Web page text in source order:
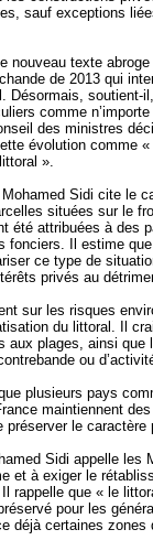
sauf exceptions
nouveau texte
de 2013 qui
Désormais, soutient-
comme
des ministres
évolution comme
».
Sidi cite le
situées sur le
été attribuées à des
fonciers. Il estime
ce type de
privés au
sur les risques
du littoral. Il
aux plages, ainsi que
ou
plusieurs pays
maintiennent
préserver le caractère
Sidi appelle les
et à exiger le
rappelle que « le
pour les
déjà certaines